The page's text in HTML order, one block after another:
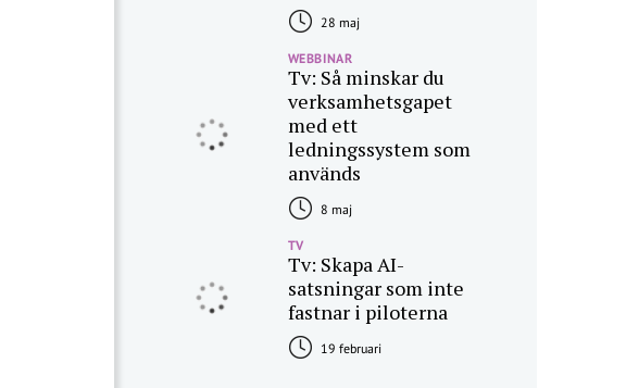
28 maj
WEBBINAR
Tv: Så minskar du
verksamhetsgapet
med ett
ledningssystem som
används
8 maj
TV
Tv: Skapa AI-
satsningar som inte
fastnar i piloterna
19 februari